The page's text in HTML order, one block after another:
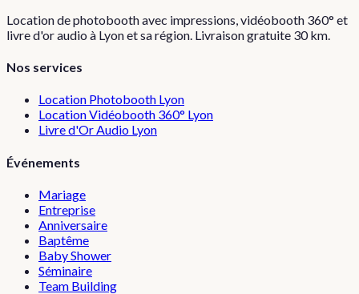
Location de photobooth avec impressions, vidéobooth 360° et
livre d'or audio à Lyon et sa région. Livraison gratuite 30 km.
Nos services
Location Photobooth Lyon
Location Vidéobooth 360° Lyon
Livre d'Or Audio Lyon
Événements
Mariage
Entreprise
Anniversaire
Baptême
Baby Shower
Séminaire
Team Building